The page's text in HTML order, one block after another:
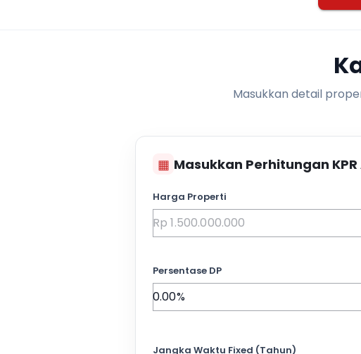
Masukkan detail
▦ Masukkan Perhitungan
Harga Properti
Persentase DP
Jangka Waktu Fixed (Tahun)